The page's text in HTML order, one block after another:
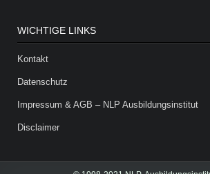
WICHTIGE LINKS
Kontakt
Datenschutz
Impressum & AGB – NLP Ausbildungsinstitut
Disclaimer